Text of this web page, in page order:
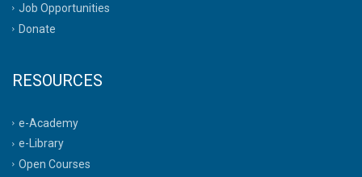
Job Opportunities
Donate
RESOURCES
e-Academy
e-Library
Open Courses